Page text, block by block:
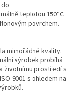
teplotou 150°C
povrchem.
mimořádné kvality.
výrobek probíhá
životnímu prostředí s
9001 s ohledem na